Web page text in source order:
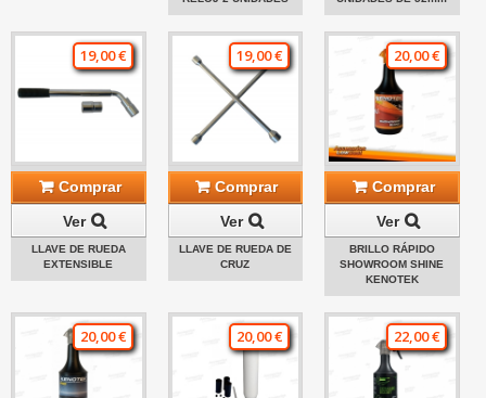
19,00 €
Comprar
Ver
LLAVE DE RUEDA
EXTENSIBLE
19,00 €
Comprar
Ver
LLAVE DE RUEDA DE
CRUZ
20,00 €
Comprar
Ver
BRILLO RÁPIDO
SHOWROOM SHINE
KENOTEK
20,00 € 20,00 € 22,00 €